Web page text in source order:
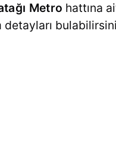
Metro hattına